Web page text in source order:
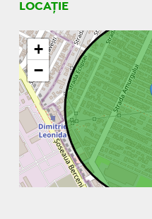
LOCAȚIE
+
−